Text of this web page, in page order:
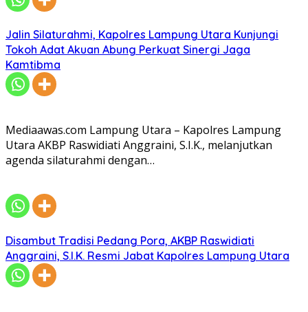
Jalin Silaturahmi, Kapolres Lampung Utara Kunjungi
Tokoh Adat Akuan Abung Perkuat Sinergi Jaga
Kamtibma
Mediaawas.com Lampung Utara – Kapolres Lampung
Utara AKBP Raswidiati Anggraini, S.I.K., melanjutkan
agenda silaturahmi dengan…
Disambut Tradisi Pedang Pora, AKBP Raswidiati
Anggraini, S.I.K. Resmi Jabat Kapolres Lampung Utara